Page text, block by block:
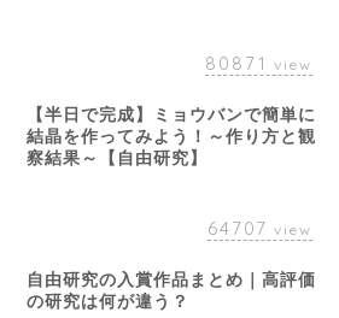
80871 view
【半日で完成】ミョウバンで簡単に
結晶を作ってみよう！～作り方と観
察結果～【自由研究】
64707 view
自由研究の入賞作品まとめ｜高評価
の研究は何が違う？